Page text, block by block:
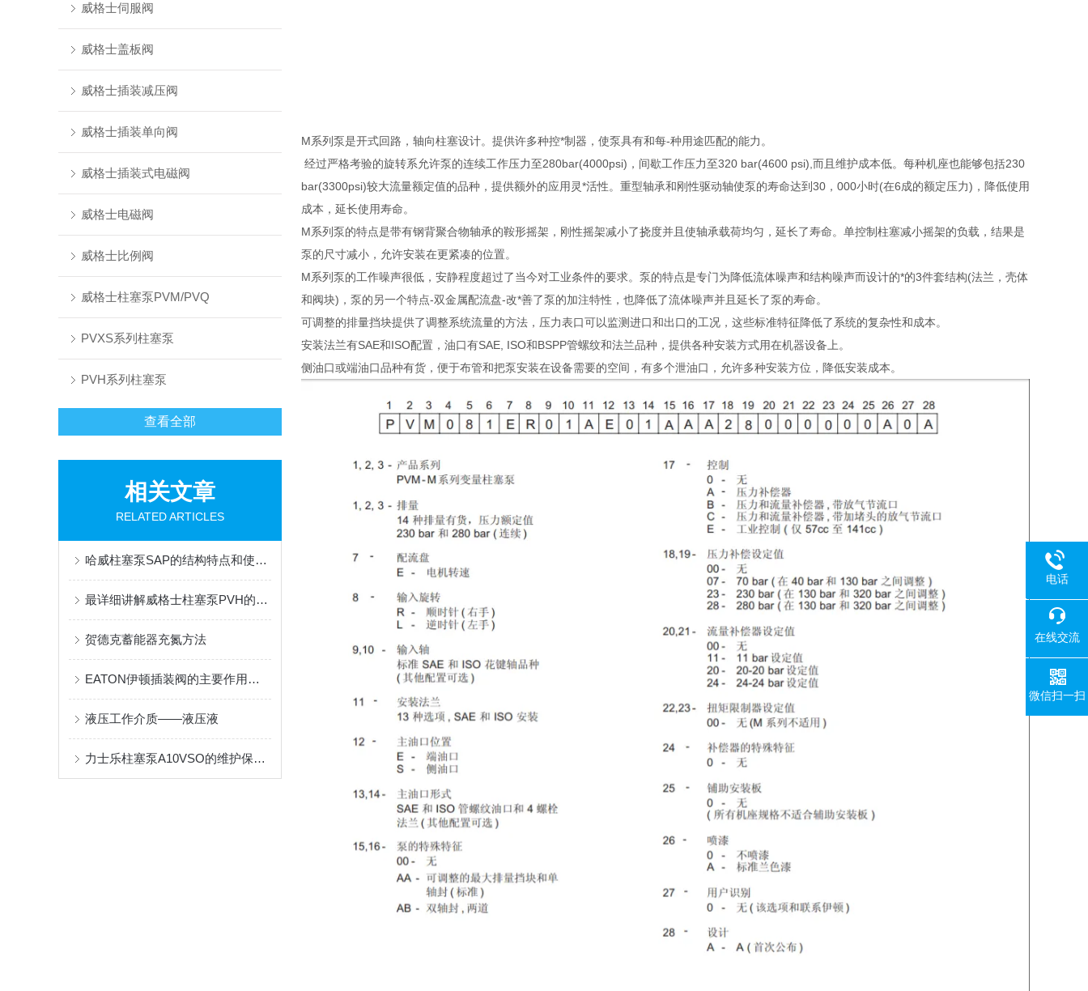
威格士伺服阀
威格士盖板阀
威格士插装减压阀
威格士插装单向阀
威格士插装式电磁阀
威格士电磁阀
威格士比例阀
威格士柱塞泵PVM/PVQ
PVXS系列柱塞泵
PVH系列柱塞泵
查看全部
相关文章
RELATED ARTICLES
哈威柱塞泵SAP的结构特点和使用维护方式
最详细讲解威格士柱塞泵PVH的优点与型号，一目了然
贺德克蓄能器充氮方法
EATON伊顿插装阀的主要作用都有哪些？
液压工作介质——液压液
力士乐柱塞泵A10VSO的维护保养小技巧分享
M系列泵是开式回路，轴向柱塞设计。提供许多种控*制器，使泵具有和每-种用途匹配的能力。
经过严格考验的旋转系允许泵的连续工作压力至280bar(4000psi)，间歇工作压力至320 bar(4600 psi),而且维护成本低。每种机座也能够包括230
bar(3300psi)较大流量额定值的品种，提供额外的应用灵*活性。重型轴承和刚性驱动轴使泵的寿命达到30，000小时(在6成的额定压力)，降低使用
成本，延长使用寿命。
M系列泵的特点是带有钢背聚合物轴承的鞍形摇架，刚性摇架减小了挠度并且使轴承载荷均匀，延长了寿命。单控制柱塞减小摇架的负载，结果是
泵的尺寸减小，允许安装在更紧凑的位置。
M系列泵的工作噪声很低，安静程度超过了当今对工业条件的要求。泵的特点是专门为降低流体噪声和结构噪声而设计的*的3件套结构(法兰，壳体
和阀块)，泵的另一个特点-双金属配流盘-改*善了泵的加注特性，也降低了流体噪声并且延长了泵的寿命。
可调整的排量挡块提供了调整系统流量的方法，压力表口可以监测进口和出口的工况，这些标准特征降低了系统的复杂性和成本。
安装法兰有SAE和ISO配置，油口有SAE, ISO和BSPP管螺纹和法兰品种，提供各种安装方式用在机器设备上。
侧油口或端油口品种有货，便于布管和把泵安装在设备需要的空间，有多个泄油口，允许多种安装方位，降低安装成本。
电话
在线交流
微信扫一扫